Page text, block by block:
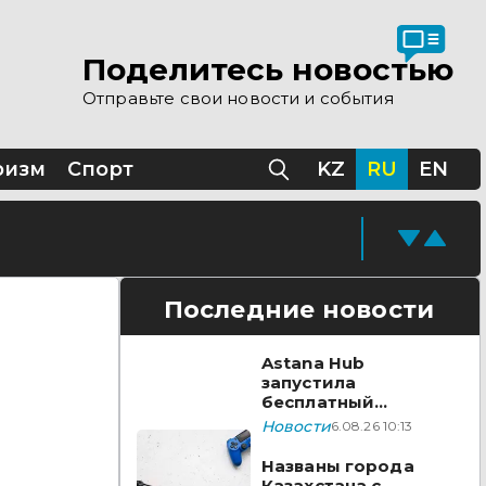
Поделитесь новостью
Отправьте свои новости и события
Спорт KZ RU EN
Последние новости
Astana Hub
запустила
бесплатный
акселератор для
видеоигр
Новости6.08.26 10:13
Названы города